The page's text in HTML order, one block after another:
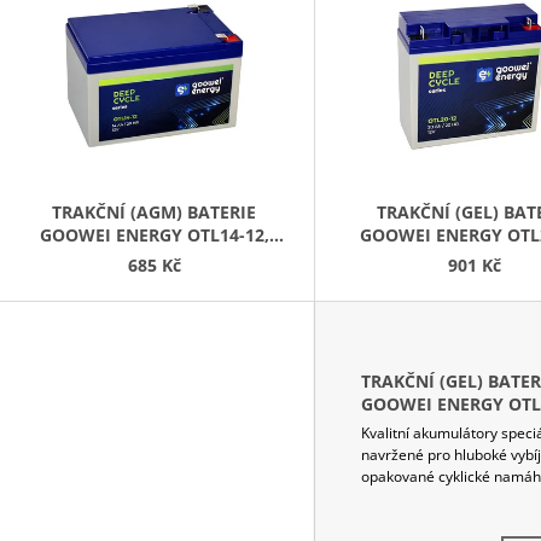
TRAKČNÍ (AGM) BATERIE
GOOWEI ENERGY OTL14-12,
14AH, 12V
685 Kč
TRAKČNÍ (GEL)
GOOWEI ENERGY
20AH, 12V
901 Kč
TRAKČNÍ (GEL)
GOOWEI ENERGY
45AH, 12V
Kvalitní akumulátory
navržené pro hluboké
opakované cyklické
2 298 Kč